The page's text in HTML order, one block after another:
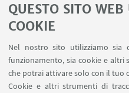
QUESTO SITO
COOKIE
Nel nostro sito utilizziamo sia
funzionamento, sia cookie e
che potrai attivare solo con il tuo
Cookie e altri strumenti di
SEMINARI
MAT info - Informazioni
SERVIZI
Carta